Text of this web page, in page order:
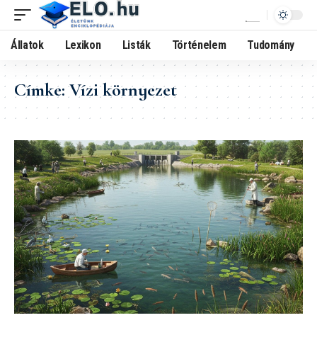
Állatok Lexikon Listák Történelem Tudomány
Címke:Vízi környezet